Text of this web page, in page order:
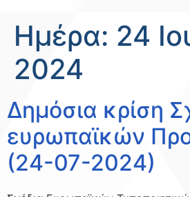
Ημέρα: 24
2024
Δημόσια κρίση
ευρωπαϊκών
(24-07-2024)